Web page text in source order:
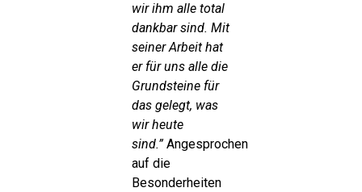
wir ihm alle total
dankbar sind. Mit
seiner Arbeit hat
er für uns alle die
Grundsteine für
das gelegt, was
wir heute
sind.”Angesprochen
auf die
Besonderheiten